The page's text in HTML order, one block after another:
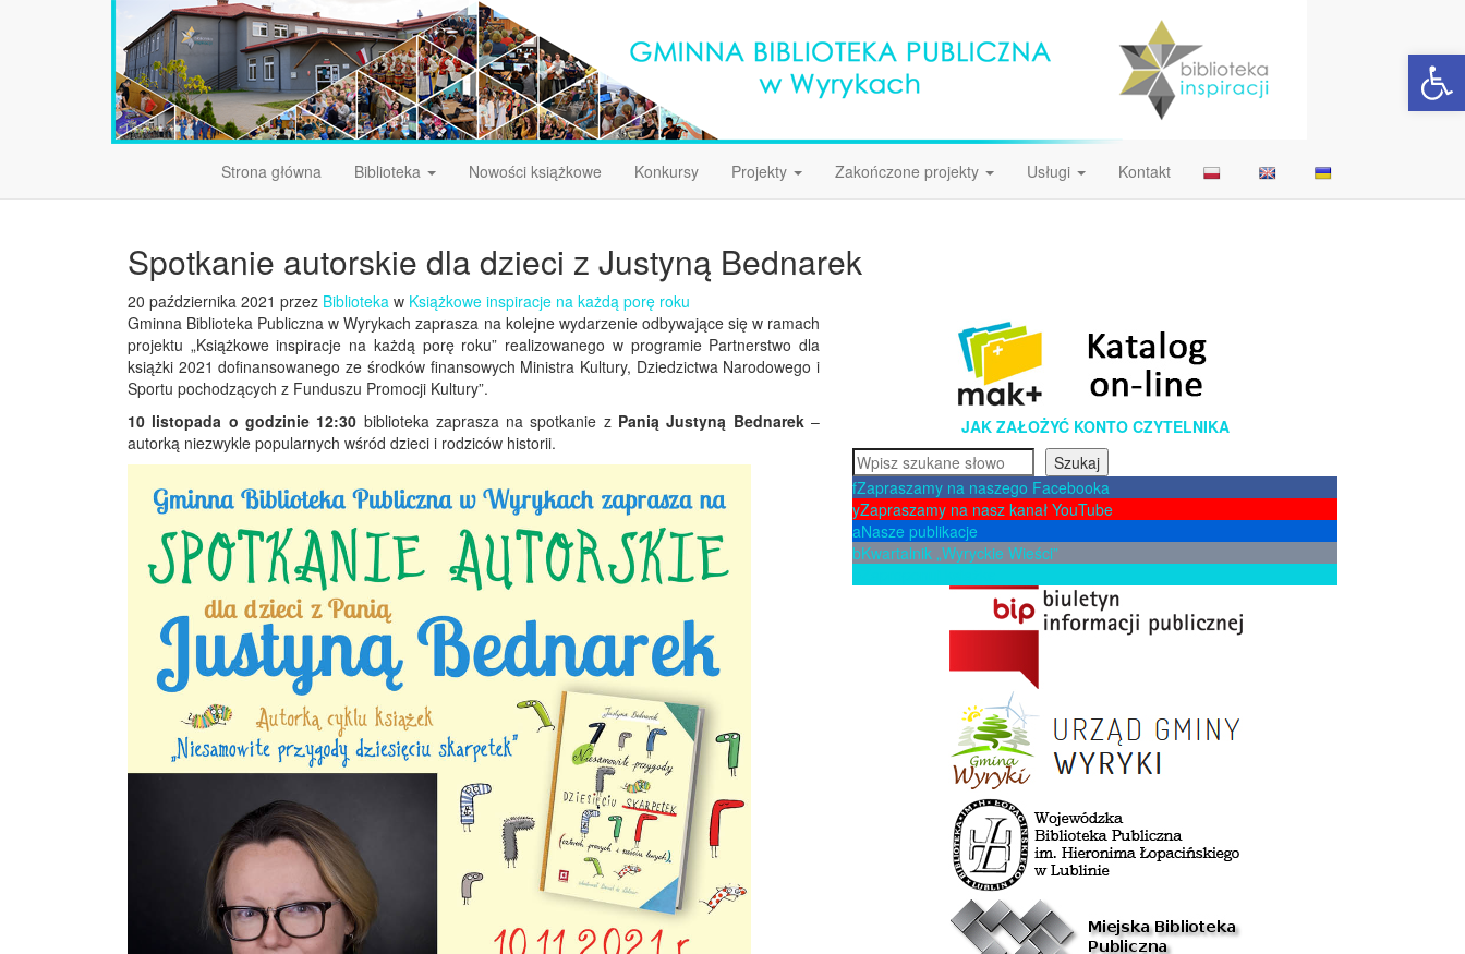
Strona główna Biblioteka Nowości książkowe Konkursy Projekty Zakończone projekty Usługi Kontakt
Spotkanie autorskie dla dzieci z Justyną Bednarek
20 października 2021 przez Biblioteka w Książkowe inspiracje na każdą porę roku
Gminna Biblioteka Publiczna w Wyrykach zaprasza na kolejne wydarzenie odbywające się w ramach
projektu „Książkowe inspiracje na każdą porę roku” realizowanego w programie Partnerstwo dla
książki 2021 dofinansowanego ze środków finansowych Ministra Kultury, Dziedzictwa Narodowego i
Sportu pochodzących z Funduszu Promocji Kultury”.
10 listopada o godzinie 12:30 biblioteka zaprasza na spotkanie z Panią Justyną Bednarek–
autorką niezwykle popularnych wśród dzieci i rodziców historii.
JAK ZAŁOŻYĆ KONTO CZYTELNIKA
Szukaj
Szukaj
fZapraszamy na naszego Facebooka
yZapraszamy na nasz kanał YouTube
aNasze publikacje
bKwartalnik „Wyryckie Wieści”